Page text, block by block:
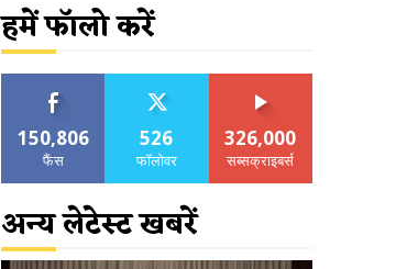
हमें फॉलो करें
150,806
फैंस
526
फॉलोवर
326,000
सब्सक्राइबर्स
अन्य लेटेस्ट खबरें